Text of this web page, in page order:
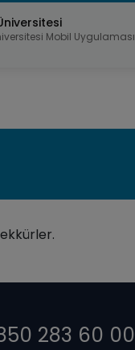
283 60 00
Mobil Uygulaması